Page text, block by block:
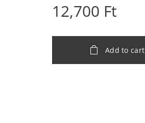
12,700 Ft
Add to cart